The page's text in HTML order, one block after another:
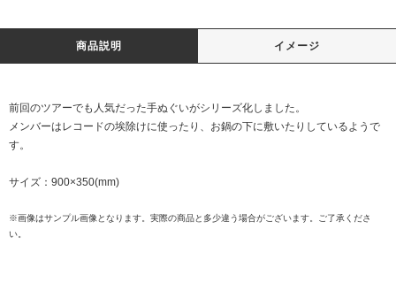
商品説明 イメージ
前回のツアーでも人気だった手ぬぐいがシリーズ化しました。
メンバーはレコードの埃除けに使ったり、お鍋の下に敷いたりしているようで
す。
サイズ：900×350(mm)
※画像はサンプル画像となります。実際の商品と多少違う場合がございます。ご了承くださ
い。